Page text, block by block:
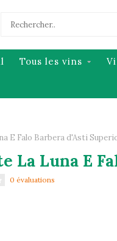
Tous les vins
E Falo Barbera d'Asti
La Luna E
0 évaluations